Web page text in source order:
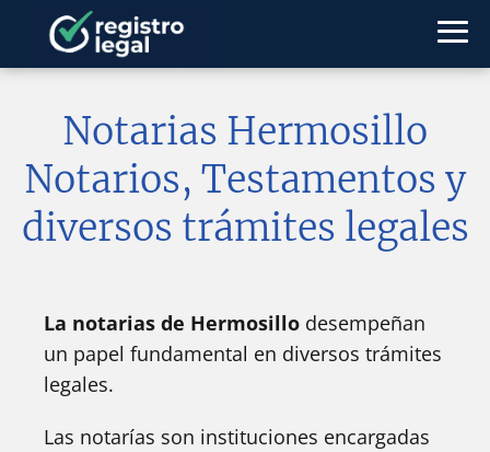
Notarias Hermosillo
Notarios, Testamentos y
diversos trámites legales
La notarias de Hermosillo desempeñan
un papel fundamental en diversos trámites
legales.
Las notarías son instituciones encargadas